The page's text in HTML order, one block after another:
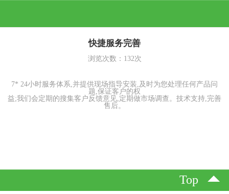
快捷服务完善
浏览次数： 132次
7* 24小时服务体系,并提供现场指导安装,及时为您处理任何产品问
题,保证客户的权
益;我们会定期的搜集客户反馈意见,定期做市场调查。技术支持,完善
售后。
Top